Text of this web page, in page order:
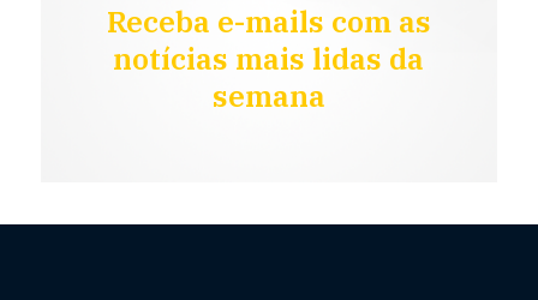
Receba e-mails com as
notícias mais lidas da
semana